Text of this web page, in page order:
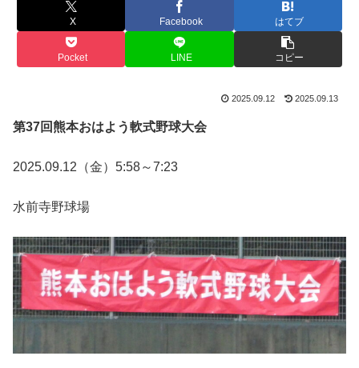
X Facebook はてブ
Pocket LINE コピー
2025.09.12 2025.09.13
第37回熊本おはよう軟式野球大会
2025.09.12（金）5:58～7:23
水前寺野球場